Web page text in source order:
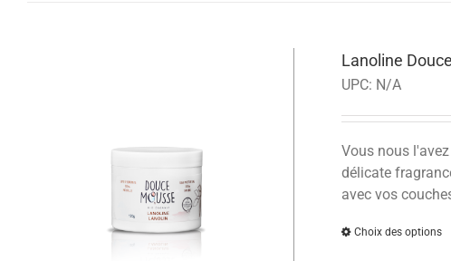
Lanoline
UPC: N/A
Vous nous
délicate
avec vos
Choix des options